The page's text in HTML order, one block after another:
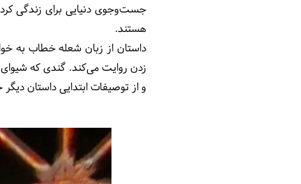
جست‌وجوی دنیایی برای زندگی
هستند.
داستان از زبان شعله خطاب به
زدن روایت می‌کند. گندی که شیوای
و از توصیفات ابتدایی داستان